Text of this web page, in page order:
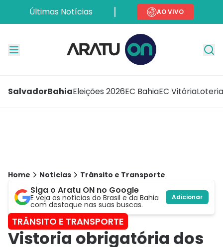
Últimas Notícias AO VIVO
SalvadorBahiaEleições 2026EC BahiaEC Vitória
Home Notícias Trânsito e Transporte
Siga o Aratu ON no Google
E veja as notícias do Brasil e da Bahia
com destaque nas suas buscas.
Adicionar
TRÂNSITO E TRANSPORTE
Vistoria obrigatória dos